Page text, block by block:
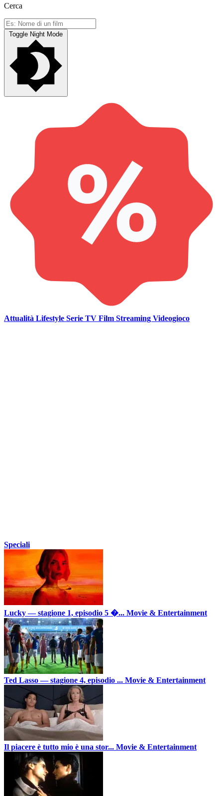
Cerca
Toggle Night Mode
Attualità Lifestyle Serie TV Film Streaming Videogioco
Speciali
Lucky — stagione 1, episodio 5 �... Movie & Entertainment
Ted Lasso — stagione 4, episodio ... Movie & Entertainment
Il piacere è tutto mio è una stor... Movie & Entertainment